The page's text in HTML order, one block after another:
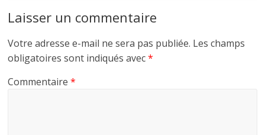
Laisser un commentaire
Votre adresse e-mail ne sera pas publiée. Les champs
obligatoires sont indiqués avec*
Commentaire*